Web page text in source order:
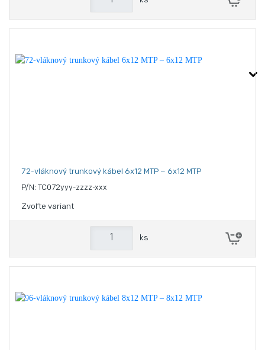
72-vláknový trunkový kábel 6x12 MTP – 6x12 MTP
P/N: TC072yyy-zzzz-xxx
Zvoľte variant
ks